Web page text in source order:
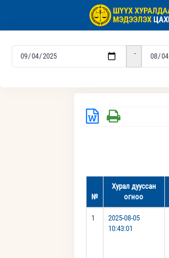
-
№
Хурал дууссан
огноо
1
2025-08-05
10:43:01